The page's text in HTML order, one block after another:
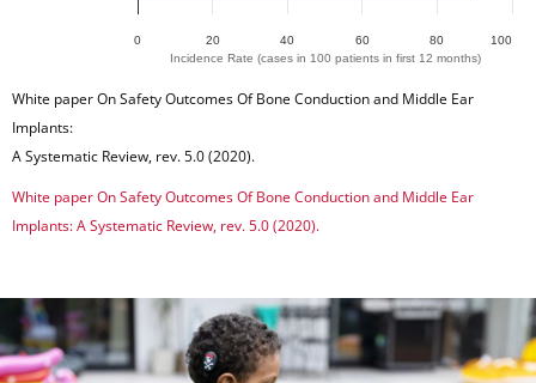
Incidence Rate (cases in 100 patients in first 12 months)
0 20 40 60 80 100
End of interactive chart.
White paper On Safety Outcomes Of Bone Conduction and Middle Ear
Implants:
A Systematic Review, rev. 5.0 (2020).
White paper On Safety Outcomes Of Bone Conduction and Middle Ear
Implants: A Systematic Review, rev. 5.0 (2020).